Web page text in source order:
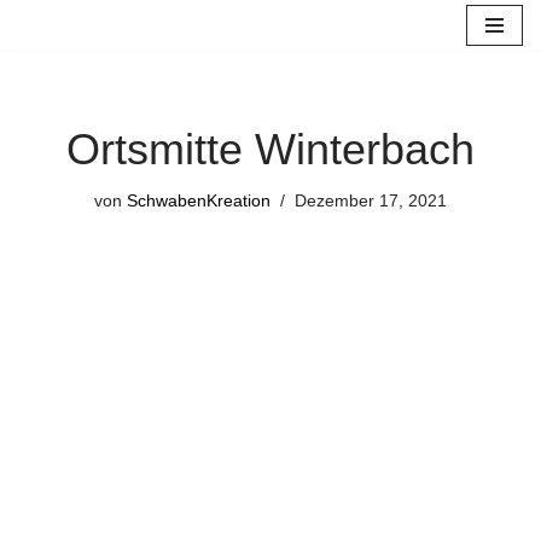
Ortsmitte Winterbach
von SchwabenKreation Dezember 17, 2021